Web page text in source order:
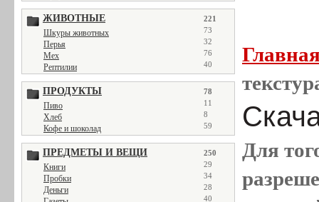
ЖИВОТНЫЕ 221
Шкуры животных 73
Перья 32
Мех 76
Рептилии 40
ПРОДУКТЫ 78
Пиво 11
Хлеб 8
Кофе и шоколад 59
ПРЕДМЕТЫ И ВЕЩИ 250
Книги 29
Пробки 34
Деньги 28
40
Для